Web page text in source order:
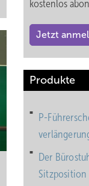
kostenlos
Jetzt
Produkte
P-
Der